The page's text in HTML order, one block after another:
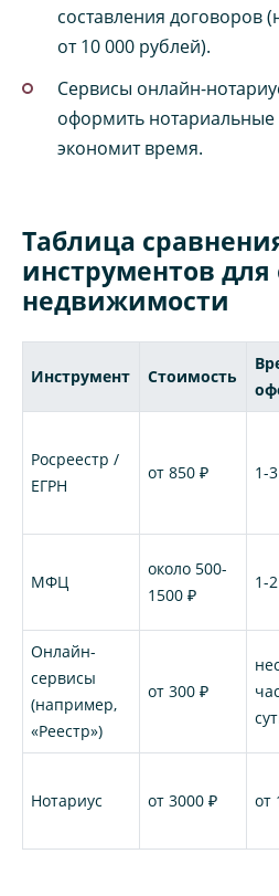
составления договоров
от 10 000 рублей).
Сервисы онлайн-
оформить нотариальные
экономит время.
Таблица
инструментов
недвижимости
Инструмент Стоимость
Росреестр /
ЕГРН
от 850 ₽ 1-
МФЦ
около 500-
1500 ₽
1-
Онлайн-
сервисы
(например,
«Реестр»)
от 300 ₽
Нотариус от 3000 ₽ от